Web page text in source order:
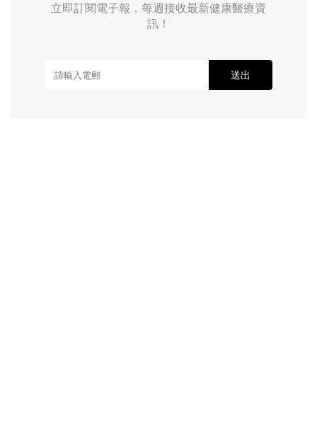
立即訂閱電子報，每週接收最新健康醫療資
訊！
送出